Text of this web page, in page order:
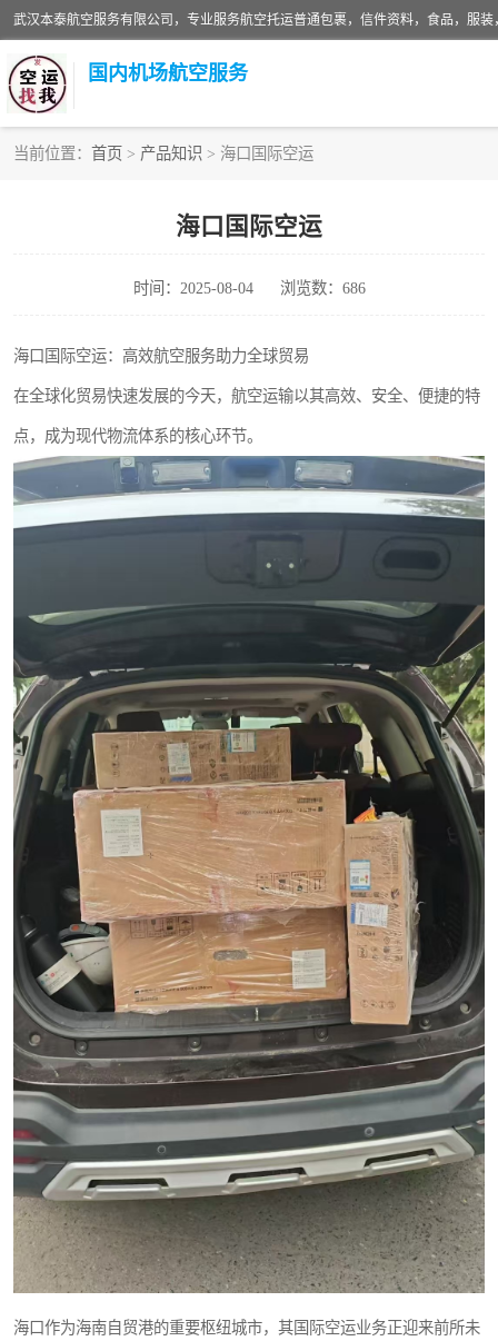
国内机场航空服务
当前位置： 首页 > 产品知识 > 海口国际空运
海口国际空运
时间：2025-08-04 浏览数：686
海口国际空运：高效航空服务助力全球贸易
在全球化贸易快速发展的今天，航空运输以其高效、安全、便捷的特
点，成为现代物流体系的核心环节。
海口作为海南自贸港的重要枢纽城市，其国际空运业务正迎来前所未